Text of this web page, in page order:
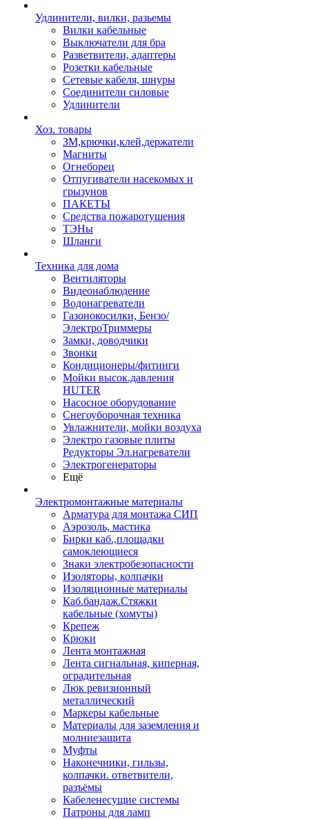
Удлинители, вилки, разьемы
Вилки кабельные
Выключатели для бра
Разветвители, адаптеры
Розетки кабельные
Сетевые кабеля, шнуры
Соединители силовые
Удлинители
Хоз. товары
ЗМ,крючки,клей,держатели
Магниты
Огнеборец
Отпугиватели насекомых и
грызунов
ПАКЕТЫ
Средства пожаротушения
ТЭНы
Шланги
Техника для дома
Вентиляторы
Видеонаблюдение
Водонагреватели
Газонокосилки, Бензо/
ЭлектроТриммеры
Замки, доводчики
Звонки
Кондиционеры/фитинги
Мойки высок.давления
HUTER
Насосное оборудование
Снегоуборочная техника
Увлажнители, мойки воздуха
Электро газовые плиты
Редукторы Эл.нагреватели
Электрогенераторы
Ещё
Электромонтажные материалы
Арматура для монтажа СИП
Аэрозоль, мастика
Бирки каб.,площадки
самоклеющиеся
Знаки электробезопасности
Изоляторы, колпачки
Изоляционные материалы
Каб.бандаж.Стяжки
кабельные (хомуты)
Крепеж
Крюки
Лента монтажная
Лента сигнальная, киперная,
оградительная
Люк ревизионный
металлический
Маркеры кабельные
Материалы для заземления и
молниезащита
Муфты
Наконечники, гильзы,
колпачки. ответвители,
разъёмы
Кабеленесущие системы
Патроны для ламп